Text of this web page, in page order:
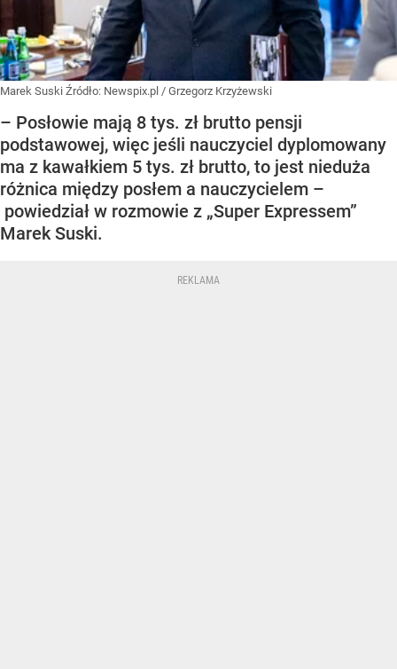
Marek Suski Źródło: Newspix.pl / Grzegorz Krzyżewski
– Posłowie mają 8 tys. zł brutto pensji
podstawowej, więc jeśli nauczyciel dyplomowany
ma z kawałkiem 5 tys. zł brutto, to jest nieduża
różnica między posłem a nauczycielem –
powiedział w rozmowie z „Super Expressem”
Marek Suski.